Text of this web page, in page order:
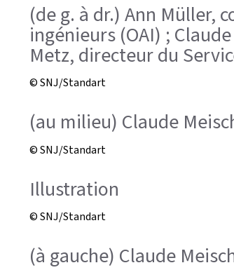
(de g. à dr.) Ann Müller,
ingénieurs (OAI) ;
Metz, directeur du
© SNJ/Standart
(au milieu) Claude
© SNJ/Standart
Illustration
© SNJ/Standart
(à gauche) Claude